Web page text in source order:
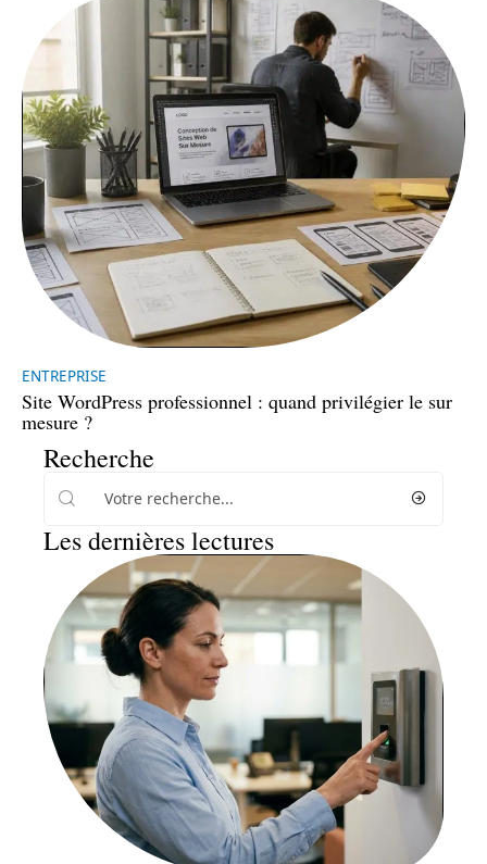
ENTREPRISE
Site WordPress professionnel : quand privilégier le sur
mesure ?
Recherche
Les dernières lectures